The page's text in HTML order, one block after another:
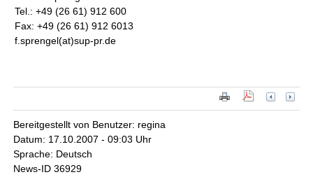
Tel.: +49 (26 61) 912 600
Fax: +49 (26 61) 912 6013
f.sprengel(at)sup-pr.de
Bereitgestellt von Benutzer: regina
Datum: 17.10.2007 - 09:03 Uhr
Sprache: Deutsch
News-ID 36929